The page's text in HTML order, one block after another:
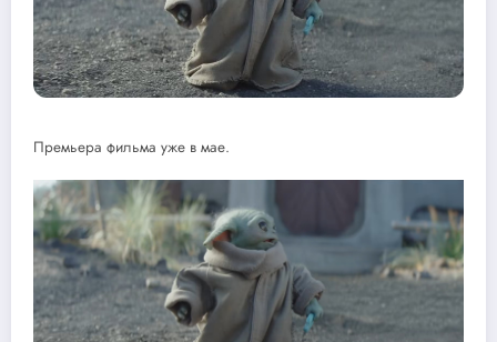
Премьера фильма уже в мае.